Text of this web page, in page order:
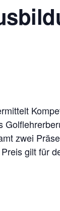
zwei
gilt für